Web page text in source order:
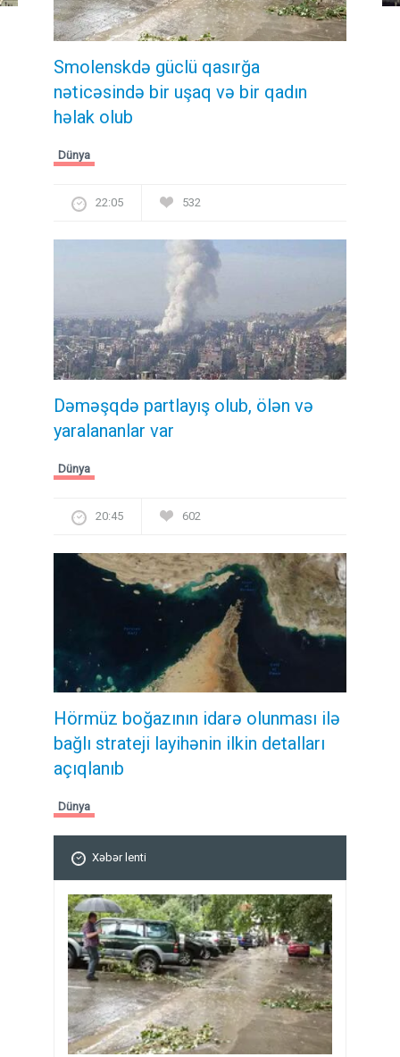
Smolenskdə güclü qasırğa
nəticəsində bir uşaq və bir qadın
həlak olub
Dünya
22:05 532
Dəməşqdə partlayış olub, ölən və
yaralananlar var
Dünya
20:45 602
Hörmüz boğazının idarə olunması ilə
bağlı strateji layihənin ilkin detalları
açıqlanıb
Dünya
Xəbər lenti